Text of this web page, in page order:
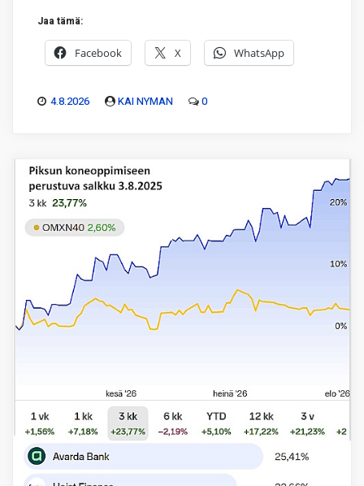
Jaa tämä:
Facebook X WhatsApp
4.8.2026 KAI NYMAN 0